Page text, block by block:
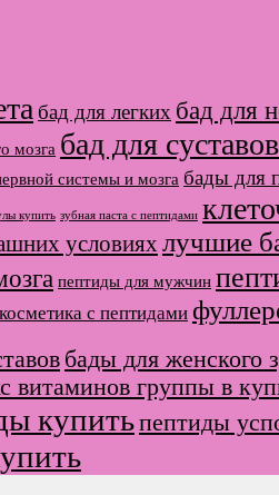
бад для легких бад для
мозга бад для
системы и мозга бады для
купить зубная паста с пептидами
условиях лучшие
пептиды для мужчин
с пептидами
бады для женского
витаминов группы в
купитьпептиды